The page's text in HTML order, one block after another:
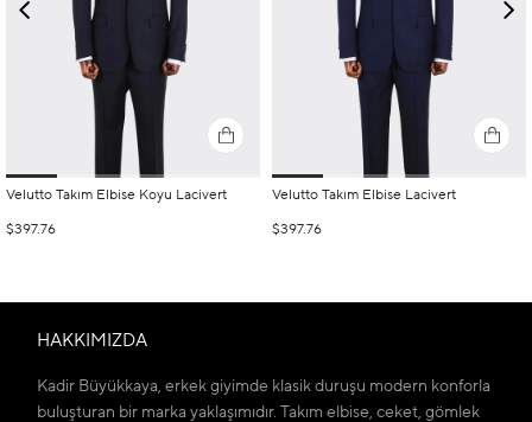
Velutto Takım Elbise Koyu Lacivert
$397.76
Velutto Takım Elbise Lacivert
$397.76
HAKKIMIZDA
Kadir Büyükkaya, erkek giyimde klasik duruşu modern konforla
buluşturan bir marka yaklaşımıdır. Takım elbise, ceket, gömlek